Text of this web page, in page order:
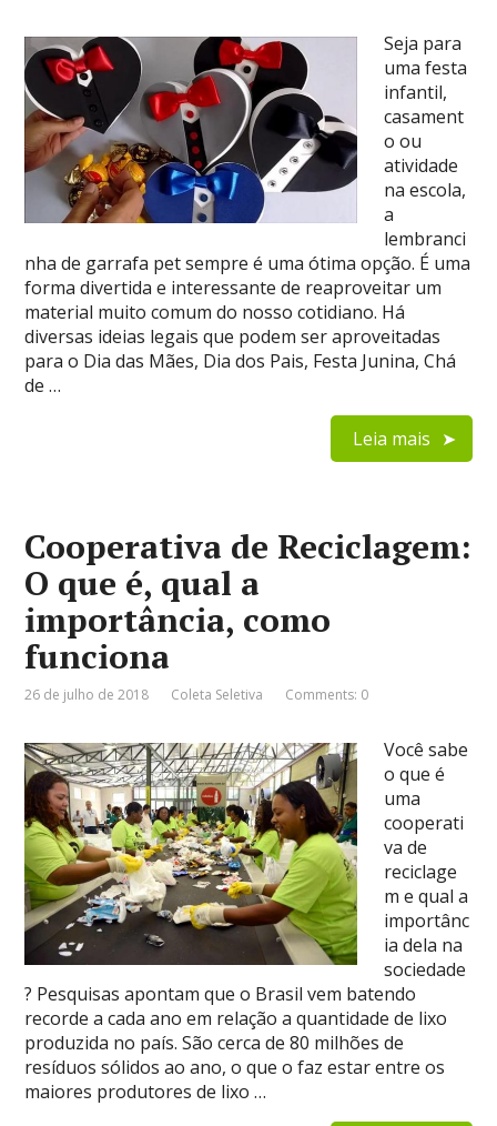
Seja para
uma festa
infantil,
casament
o ou
atividade
na escola,
a
lembranci
nha de garrafa pet sempre é uma ótima opção. É uma
forma divertida e interessante de reaproveitar um
material muito comum do nosso cotidiano. Há
diversas ideias legais que podem ser aproveitadas
para o Dia das Mães, Dia dos Pais, Festa Junina, Chá
de …
Leia mais
Cooperativa de Reciclagem:
O que é, qual a
importância, como
funciona
26 de julho de 2018 Coleta Seletiva Comments: 0
Você sabe
o que é
uma
cooperati
va de
reciclage
m e qual a
importânc
ia dela na
sociedade
? Pesquisas apontam que o Brasil vem batendo
recorde a cada ano em relação a quantidade de lixo
produzida no país. São cerca de 80 milhões de
resíduos sólidos ao ano, o que o faz estar entre os
maiores produtores de lixo …